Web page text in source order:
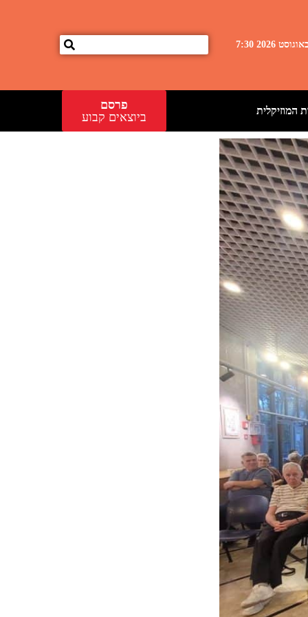
המוזיקלית
פרסם
ביוצאים קבוע